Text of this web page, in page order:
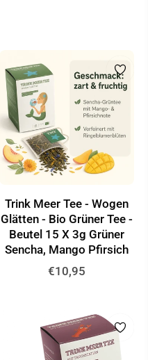
Trink Meer Tee - Wogen
Glätten - Bio Grüner Tee -
Beutel 15 X 3g Grüner
Sencha, Mango Pfirsich
Normaler
€10,95